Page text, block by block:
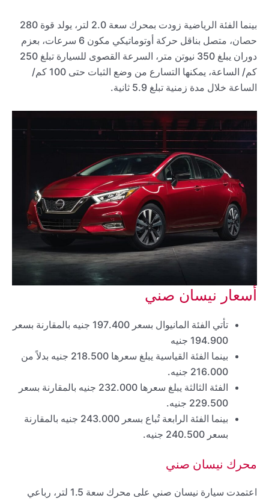
بينما الفئة الرياضية زودت بمحرك سعة 2.0 لتر، يولد قوة 280
حصان، متصل بناقل حركة أوتوماتيكي مكون 6 سرعات، بعزم
دوران يبلغ 350 نيوتن متر، السرعة القصوى للسيارة تبلغ 250
كم/ الساعة، يمكنها التسارع من وضع الثبات حتى 100 كم/
الساعة خلال مدة زمنية تبلغ 5.9 ثانية.
أسعار نيسان صني
تأتي الفئة المانيوال بسعر 197.400 جنيه بالمقارنة بسعر
194.900 جنيه
بينما الفئة القياسية يبلغ سعرها 218.500 جنيه بدلاً من
216.000 جنيه.
الفئة الثالثة يبلغ سعرها 232.000 جنيه بالمقارنة بسعر
229.500 جنيه.
بينما الفئة الرابعة تُباع بسعر 243.000 جنيه بالمقارنة
بسعر 240.500 جنيه.
محرك نيسان صني
اعتمدت سيارة نيسان صني على محرك سعة 1.5 لتر، رباعي